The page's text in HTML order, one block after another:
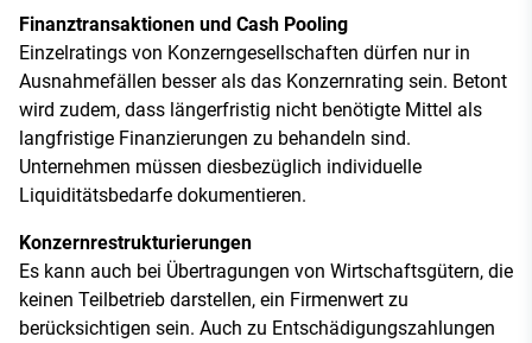
Finanztransaktionen und Cash Pooling
Einzelratings von Konzerngesellschaften dürfen nur in
Ausnahmefällen besser als das Konzernrating sein. Betont
wird zudem, dass längerfristig nicht benötigte Mittel als
langfristige Finanzierungen zu behandeln sind.
Unternehmen müssen diesbezüglich individuelle
Liquiditätsbedarfe dokumentieren.
Konzernrestrukturierungen
Es kann auch bei Übertragungen von Wirtschaftsgütern, die
keinen Teilbetrieb darstellen, ein Firmenwert zu
berücksichtigen sein. Auch zu Entschädigungszahlungen